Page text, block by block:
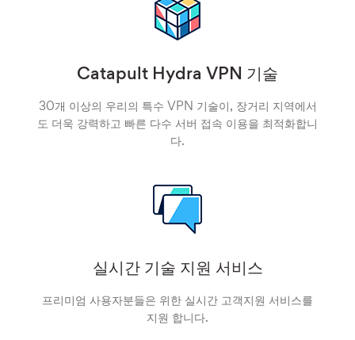
Catapult Hydra VPN 기술
30개 이상의 우리의 특수 VPN 기술이, 장거리 지역에서
도 더욱 강력하고 빠른 다수 서버 접속 이용을 최적화합니
다.
실시간 기술 지원 서비스
프리미엄 사용자분들은 위한 실시간 고객지원 서비스를
지원 합니다.